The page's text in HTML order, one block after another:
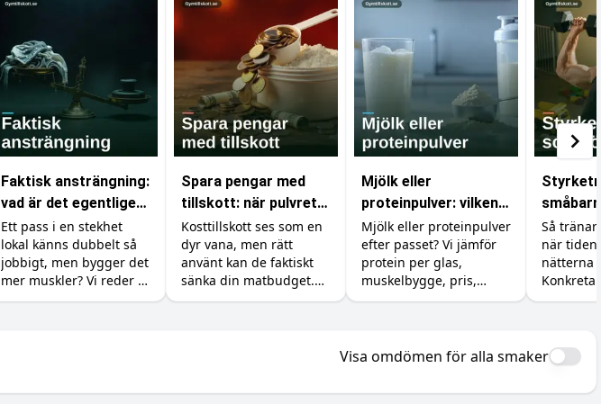
Faktisk ansträngning:
vad är det egentligen
som räknas i
gymmet?
Ett pass i en stekhet
lokal känns dubbelt så
jobbigt, men bygger det
mer muskler? Vi reder ut
skillnaden mellan att
Spara pengar med
tillskott: när pulvret
är billigare än maten
Kosttillskott ses som en
dyr vana, men rätt
använt kan de faktiskt
sänka din matbudget.
Så ersätter du dyra
Mjölk eller
proteinpulver: vilken
proteinkälla ska du
välja?
Mjölk eller proteinpulver
efter passet? Vi jämför
protein per glas,
muskelbygge, pris,
kalorier och magen, så
är värt pengarna.
bygg
tid och
Så
när tiden
nätterna
Konkreta
tillskott
Visa omdömen för alla smaker